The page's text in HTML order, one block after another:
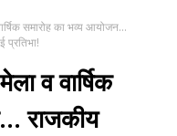
समारोह का भव्य आयोजन...
प्रतिभा!
व वार्षिक
राजकीय